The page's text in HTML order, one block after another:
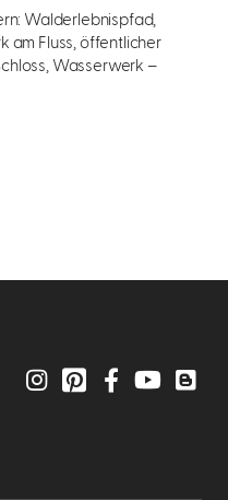
Walderlebnispfad,
am Fluss, öffentlicher
Wasserwerk –
InstagramPinterestFacebookYouTube